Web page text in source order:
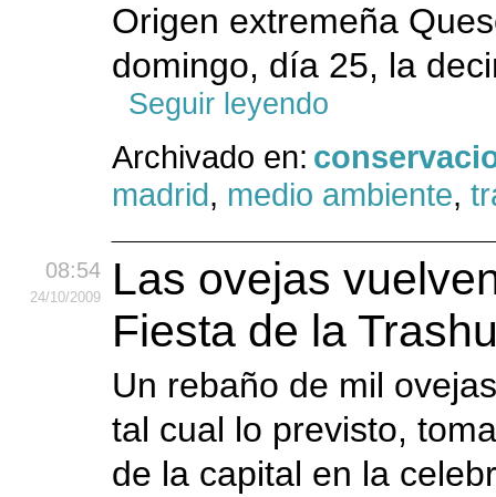
Origen extremeña
domingo, día 25, la
Seguir leyendo
Archivado en:
madrid, medio ambiente,
08:54
24/10/2009
Las ovejas
Fiesta de la
Un rebaño de mil
tal cual lo previsto,
de la capital en la